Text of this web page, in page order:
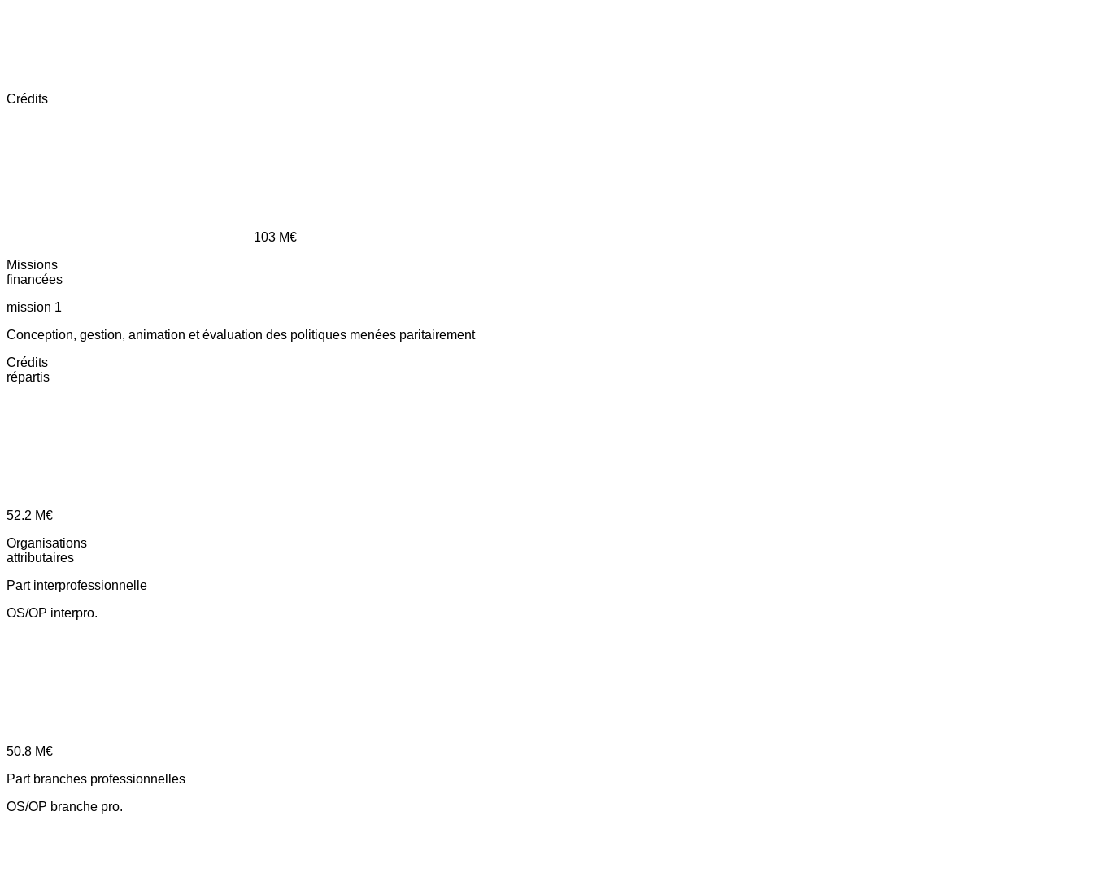
Crédits
103 M€
Missions
financées
mission 1
Conception, gestion, animation et évaluation des politiques menées paritairement
Crédits
répartis
52.2 M€
Organisations
attributaires
Part interprofessionnelle
OS/OP interpro.
50.8 M€
Part branches professionnelles
OS/OP branche pro.